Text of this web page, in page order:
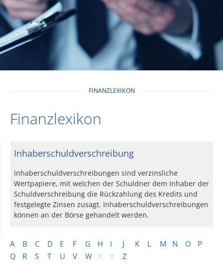
FINANZLEXIKON
Finanzlexikon
A B C D E F G H I J K L M N O
P
Q
R S T U V W X Y Z
Inhaberschuldverschreibung
Inhaberschuldverschreibungen sind verzinsliche
Wertpapiere, mit welchen der Schuldner dem Inhaber der
Schuldverschreibung die Rückzahlung des Kredits und
festgelegte Zinsen zusagt. Inhaberschuldverschreibungen
können an der Börse gehandelt werden.